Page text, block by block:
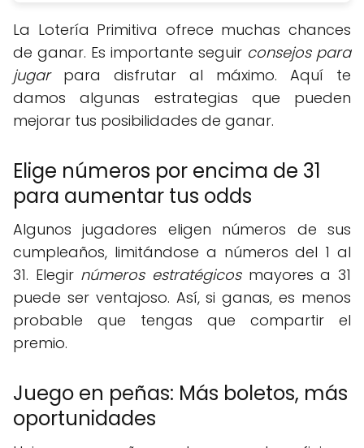
La Lotería Primitiva ofrece muchas chances
de ganar. Es importante seguir consejos para
jugarpara disfrutar al máximo. Aquí te
damos algunas estrategias que pueden
mejorar tus posibilidades de ganar.
Elige números por encima de 31
para aumentar tus odds
Algunos jugadores eligen números de sus
cumpleaños, limitándose a números del 1 al
31. Elegir números estratégicosmayores a 31
puede ser ventajoso. Así, si ganas, es menos
probable que tengas que compartir el
premio.
Juego en peñas: Más boletos, más
oportunidades